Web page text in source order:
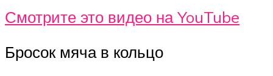
Смотрите это видео на YouTube
Бросок мяча в кольцо